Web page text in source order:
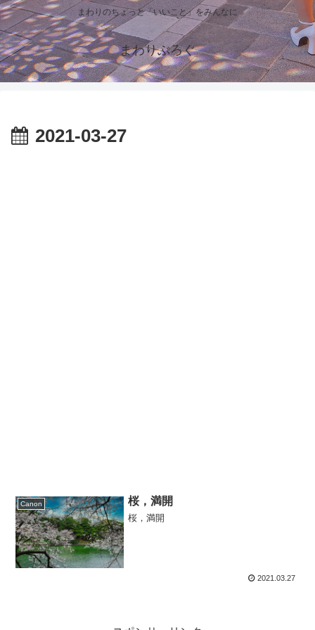
まわりのちょっと「いいこと」をみんなに
まわりぶろぐ
2021-03-27
Canon 桜，満開
桜，満開
2021.03.27